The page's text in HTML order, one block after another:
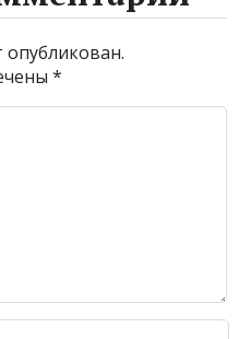
опубликован.
*